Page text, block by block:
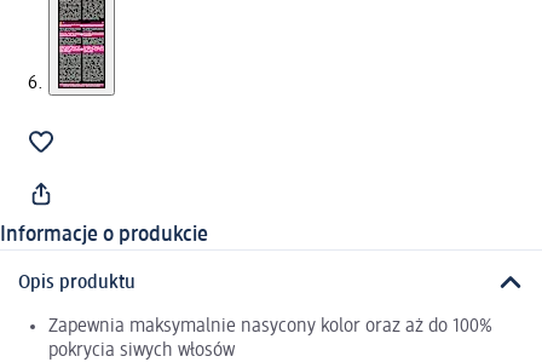
Informacje o produkcie
Opis produktu
Zapewnia maksymalnie nasycony kolor oraz aż do 100%
pokrycia siwych włosów